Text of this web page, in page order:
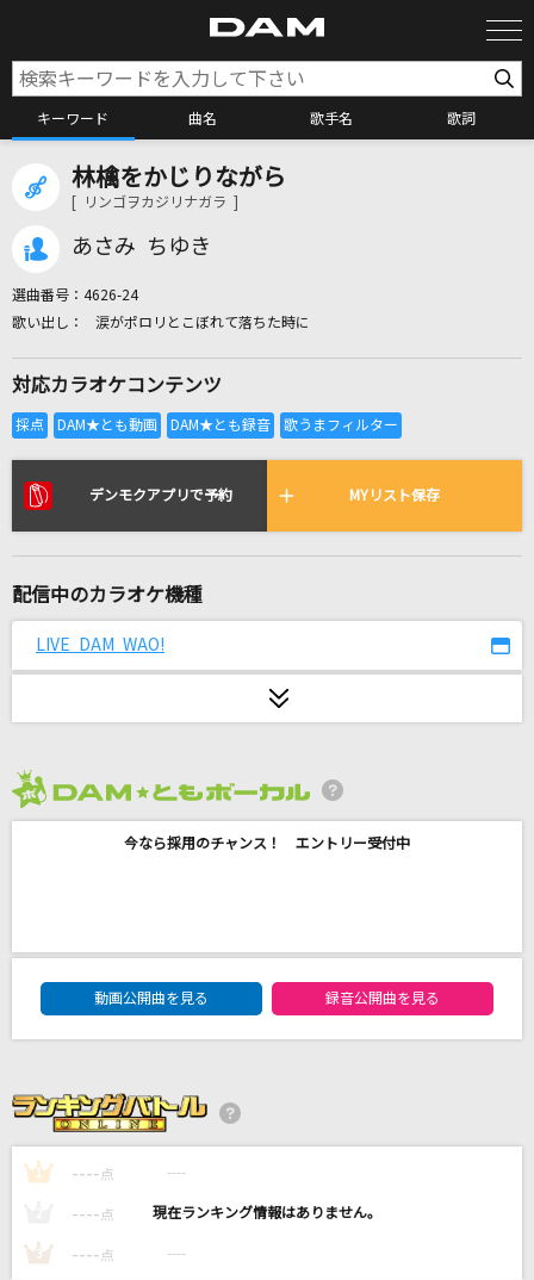
キーワード 曲名 歌手名 歌詞
カラオケ検索
全国りれき
リアルタイムで歌われている曲の一覧
千本桜
未来のヒーローたちへ
フィナーレ。
ヨルシカ
[生音]桜
[生音]ないものねだり
林檎をかじりながら
[ リンゴヲカジリナガラ ]
あさみ ちゆき
選曲番号： 4626-24
涙がポロリとこぼれて落ちた時に
対応カラオケコンテンツ
デンモクアプリで予約 MYリスト保存
配信中のカラオケ機種
LIVE DAM WAO!
今なら採用のチャンス！ エントリー受付中
DAM★ともボーカルエントリーランキング
動画公開曲を見る
録音公開曲を見る
1 ---- 点 ----
---- 点 ----
3 ---- 点 ----